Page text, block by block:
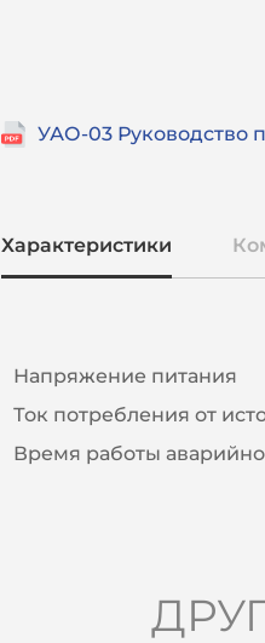
УАО-03 Руководство
Характеристики
Напряжение питания
Ток потребления от
Время работы